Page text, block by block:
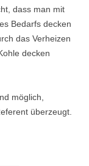
dass man mit
Bedarfs decken
das Verheizen
decken
möglich,
überzeugt.